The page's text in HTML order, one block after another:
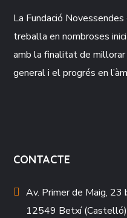
La Fundació Novessendes
treballa en nombroses
amb la finalitat de
general i el progrés en
CONTACTE
Av. Primer de Maig, 23
12549 Betxí (Castelló)